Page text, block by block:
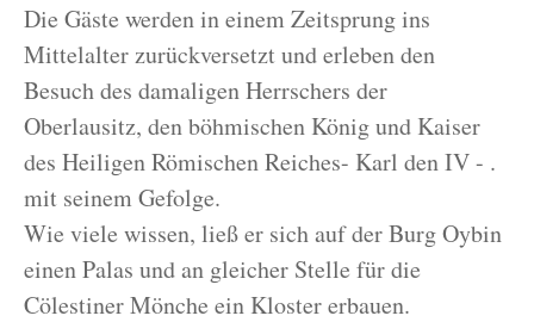
Die Gäste werden in einem Zeitsprung ins
Mittelalter zurückversetzt und erleben den
Besuch des damaligen Herrschers der
Oberlausitz, den böhmischen König und Kaiser
des Heiligen Römischen Reiches- Karl den IV - .
mit seinem Gefolge.
Wie viele wissen, ließ er sich auf der Burg Oybin
einen Palas und an gleicher Stelle für die
Cölestiner Mönche ein Kloster erbauen.